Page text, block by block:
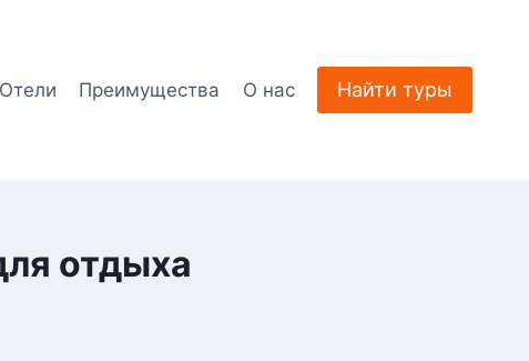
Отели Преимущества О нас Найти туры
отдыха